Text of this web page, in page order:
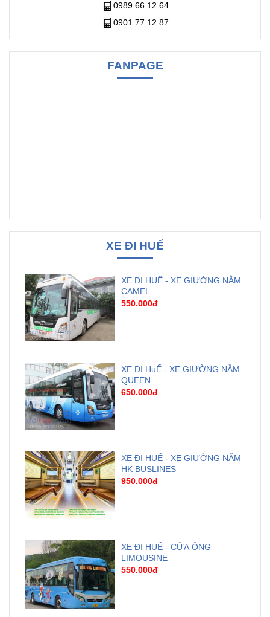
0989.66.12.64
0901.77.12.87
FANPAGE
XE ĐI HUẾ
XE ĐI HUẾ - XE GIƯỜNG NẰM
CAMEL
550.000đ
XE ĐI HuẾ - XE GIƯỜNG NẰM
QUEEN
650.000đ
XE ĐI HUẾ - XE GIƯỜNG NẰM
HK BUSLINES
950.000đ
XE ĐI HUẾ - CỬA ÔNG
LIMOUSINE
550.000đ